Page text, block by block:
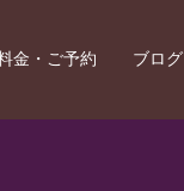
金・ご予約 ブログ